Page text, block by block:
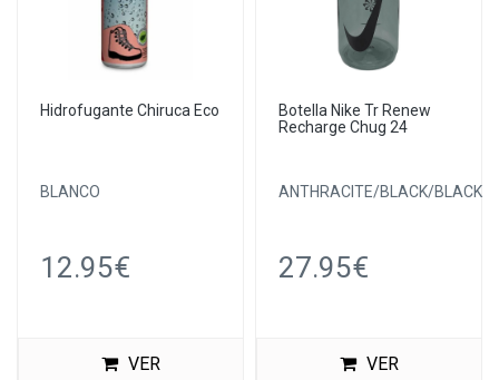
Hidrofugante Chiruca Eco
BLANCO
12.95€
VER
Botella Nike Tr Renew
Recharge Chug 24
ANTHRACITE/BLACK/BLACK
27.95€
VER